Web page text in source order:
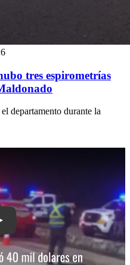
tres espirometrías
departamento durante la
Conductor extranjero acumuló